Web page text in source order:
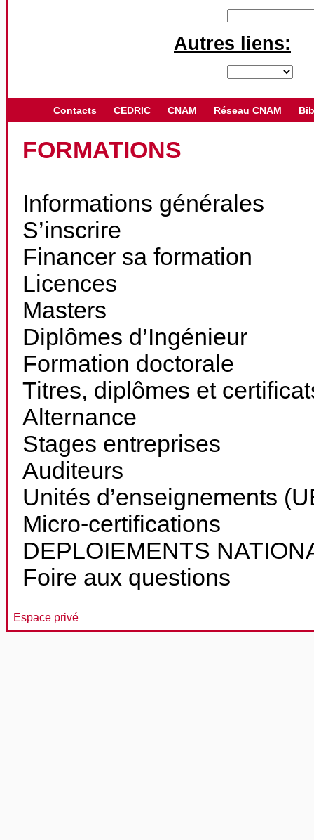
Autres liens:
Contacts CEDRIC CNAM Réseau CNAM
FORMATIONS
Informations générales
S’inscrire
Financer sa formation
Licences
Masters
Diplômes d’Ingénieur
Formation doctorale
Titres, diplômes et
Alternance
Stages entreprises
Auditeurs
Unités d’enseignements
Micro-certifications
DEPLOIEMENTS
Foire aux questions
Espace privé